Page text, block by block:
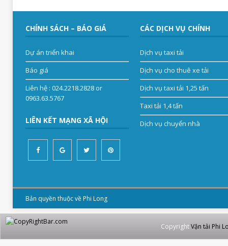
CHÍNH SÁCH – BÁO GIÁ
Dự án triển khai
Báo giá
Liên hệ: 024.2218.2828 or
0963.63.5767
LIÊN KẾT MẠNG XÃ HỘI
CÁC DỊCH VỤ CHÍNH
Dịch vụ taxi tải
Dịch vụ cho thuê xe tải
Dịch vụ taxi tải 1,25 tấn
Taxi tải 1,4 tấn
Dịch vụ chuyển nhà
Bản quyền thuộc về Phi Long
CopyrightVận tải Phi